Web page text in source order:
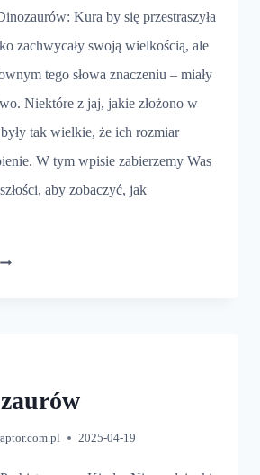
Kura by się przestraszyła
zachwycały swoją wielkością, ale
tego słowa znaczeniu – miały
Niektóre z jaj, jakie złożono w
tak wielkie, że ich rozmiar
W tym wpisie zabierzemy Was
aby zobaczyć, jak
NAJWIĘKSZE
2025-04-19